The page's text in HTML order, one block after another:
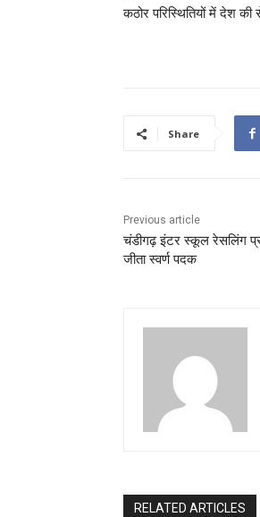
कठोर परिस्थितियों में देश
Share
Previous article
चंडीगढ़ इंटर स्कूल रेसलिंग
जीता स्वर्ण पदक
RELATED ARTICLES